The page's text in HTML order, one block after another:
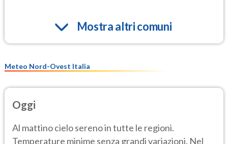
Mostra altri comuni
Meteo Nord-Ovest Italia
Oggi
Al mattino cielo sereno in tutte le regioni.
Temperature minime senza grandi variazioni. Nel